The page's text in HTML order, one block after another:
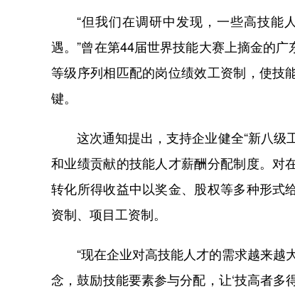
“但我们在调研中发现，一些高技能
遇。”曾在第44届世界技能大赛上摘金的
等级序列相匹配的岗位绩效工资制，使技
键。
这次通知提出，支持企业健全“新八级
和业绩贡献的技能人才薪酬分配制度。对
转化所得收益中以奖金、股权等多种形式
资制、项目工资制。
“现在企业对高技能人才的需求越来越大
念，鼓励技能要素参与分配，让‘技高者多